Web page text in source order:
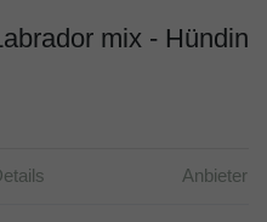
mix - Hündin
Anbieter